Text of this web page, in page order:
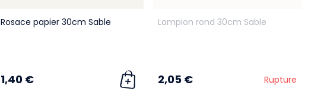
Rosace papier 30cm Sable
1,40 €
Lampion rond 30cm Sable
2,05 € Rupture